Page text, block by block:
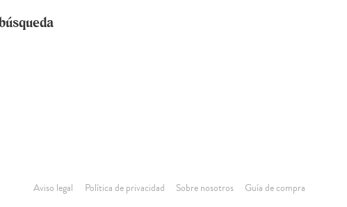
Aviso legal Política de privacidad Sobre nosotros Guía de compra